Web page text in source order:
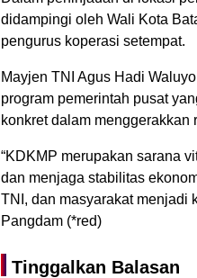
didampingi oleh Wali Kota
pengurus koperasi setempat.
Mayjen TNI Agus Hadi
program pemerintah pusat
konkret dalam menggerakkan
“KDKMP merupakan sarana
dan menjaga stabilitas
TNI, dan masyarakat menjadi
Pangdam (*red)
Tinggalkan Balasan